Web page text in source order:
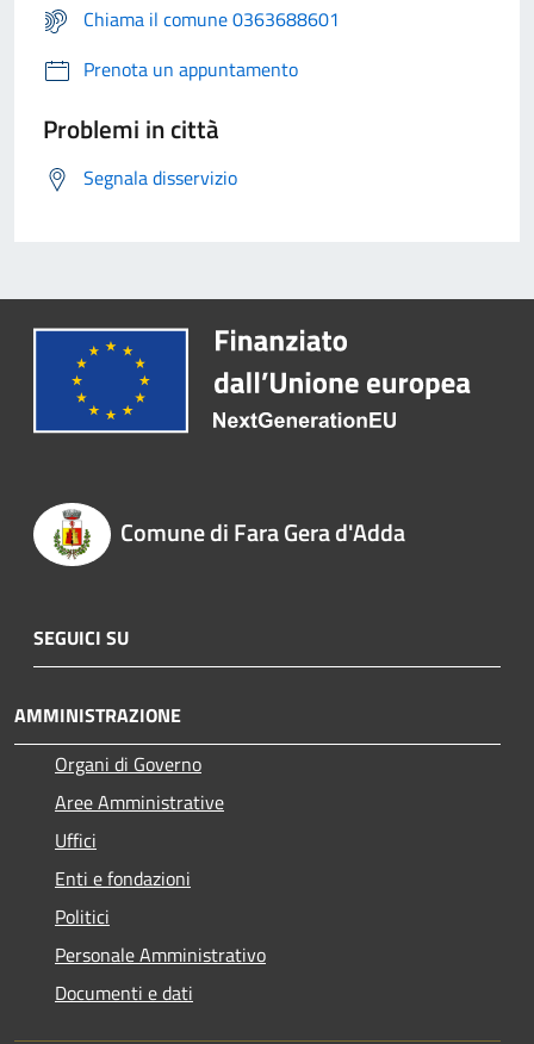
Chiama il comune 0363688601
Prenota un appuntamento
Problemi in città
Segnala disservizio
Comune di Fara Gera d'Adda
SEGUICI SU
AMMINISTRAZIONE
Organi di Governo
Aree Amministrative
Uffici
Enti e fondazioni
Politici
Personale Amministrativo
Documenti e dati